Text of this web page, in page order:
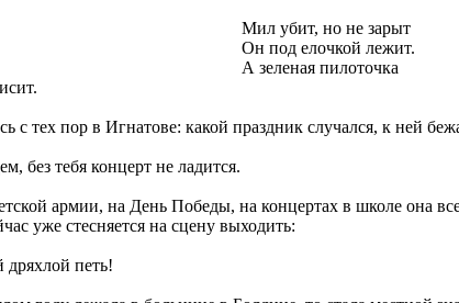
Мил убит, но не зарыт
Он под елочкой лежит.
А зеленая пилоточка
с тех пор в Игнатове: какой праздник случался, к ней
без тебя концерт не ладится.
армии, на День Победы, на концертах в школе она
уже стесняется на сцену выходить:
петь!